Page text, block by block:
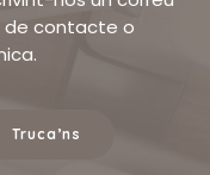
de contacte o
Truca’ns